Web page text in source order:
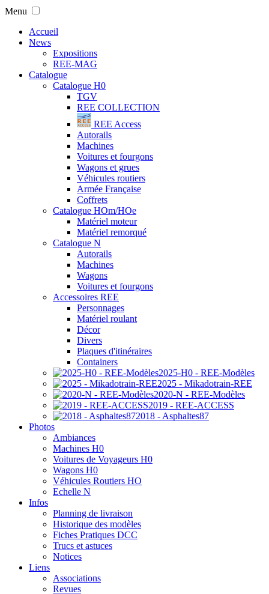
Menu
Accueil
News
Expositions
REE-MAG
Catalogue
Catalogue H0
TGV
REE COLLECTION
REE Access
Autorails
Machines
Voitures et fourgons
Wagons et grues
Véhicules routiers
Armée Française
Coffrets
Catalogue HOm/HOe
Matériel moteur
Matériel remorqué
Catalogue N
Autorails
Machines
Wagons
Voitures et fourgons
Accessoires REE
Personnages
Matériel roulant
Décor
Divers
Plaques d'itinéraires
Containers
2025-H0 - REE-Modèles
2025 - Mikadotrain-REE
2020-N - REE-Modèles
2019 - REE-ACCESS
2018 - Asphaltes87
Photos
Ambiances
Machines H0
Voitures de Voyageurs H0
Wagons H0
Véhicules Routiers HO
Echelle N
Infos
Planning de livraison
Historique des modèles
Fiches Pratiques DCC
Trucs et astuces
Notices
Liens
Associations
Revues